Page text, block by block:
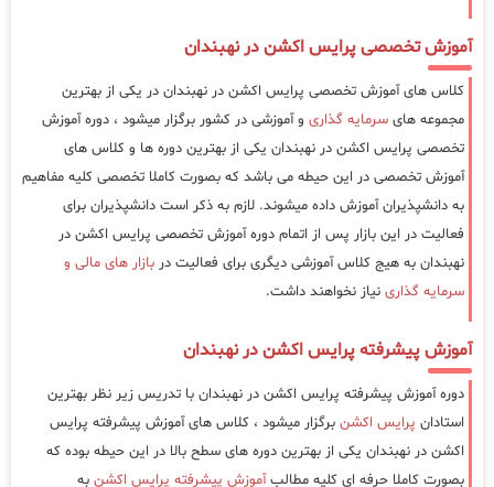
آموزش تخصصی پرایس اکشن در نهبندان
کلاس های آموزش تخصصی پرایس اکشن در نهبندان در یکی از بهترین
مجموعه های سرمایه گذاری و آموزشی در کشور برگزار میشود ، دوره آموزش
تخصصی پرایس اکشن در نهبندان یکی از بهترین دوره ها و کلاس های
آموزش تخصصی در این حیطه می باشد که بصورت کاملا تخصصی کلیه مفاهیم
به دانشپذیران آموزش داده میشوند. لازم به ذکر است دانشپذیران برای
فعالیت در این بازار پس از اتمام دوره آموزش تخصصی پرایس اکشن در
نهبندان به هیج کلاس آموزشی دیگری برای فعالیت در بازار های مالی و
سرمایه گذاری نیاز نخواهند داشت.
آموزش پیشرفته پرایس اکشن در نهبندان
دوره آموزش پیشرفته پرایس اکشن در نهبندان با تدریس زیر نظر بهترین
استادان پرایس اکشن برگزار میشود ، کلاس های آموزش پیشرفته پرایس
اکشن در نهبندان یکی از بهترین دوره های سطح بالا در این حیطه بوده که
بصورت کاملا حرفه ای کلیه مطالبآموزش پیشرفته پرایس اکشن به